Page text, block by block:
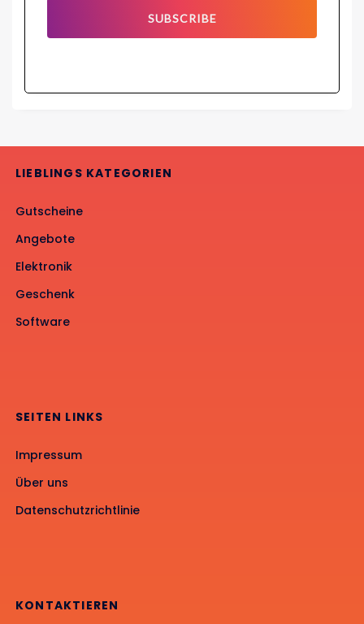
SUBSCRIBE
LIEBLINGS KATEGORIEN
Gutscheine
Angebote
Elektronik
Geschenk
Software
SEITEN LINKS
Impressum
Über uns
Datenschutzrichtlinie
KONTAKTIEREN